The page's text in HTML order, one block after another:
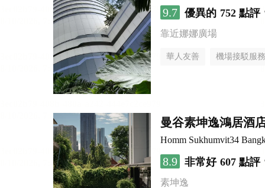
9.7 優異的 752 點評
靠近娜娜廣場
華人友善 機場接駁服務
曼谷素坤逸鴻居酒
Homm Sukhumvit34
8.9 非常好 607 點評
素坤逸